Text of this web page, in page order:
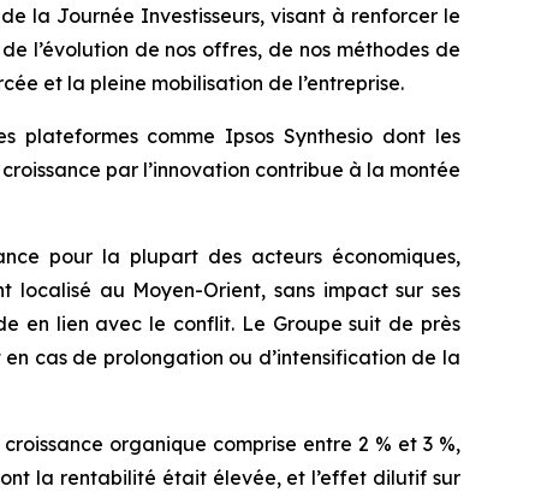
la Journée Investisseurs, visant à renforcer le
l’évolution de nos offres, de nos méthodes de
et la pleine mobilisation de l’entreprise.
plateformes comme Ipsos Synthesio dont les
par l’innovation contribue à la montée
pour la plupart des acteurs économiques,
localisé au Moyen-Orient, sans impact sur ses
en lien avec le conflit. Le Groupe suit de près
cas de prolongation ou d’intensification de la
organique comprise entre 2 % et 3 %,
la rentabilité était élevée, et l’effet dilutif sur